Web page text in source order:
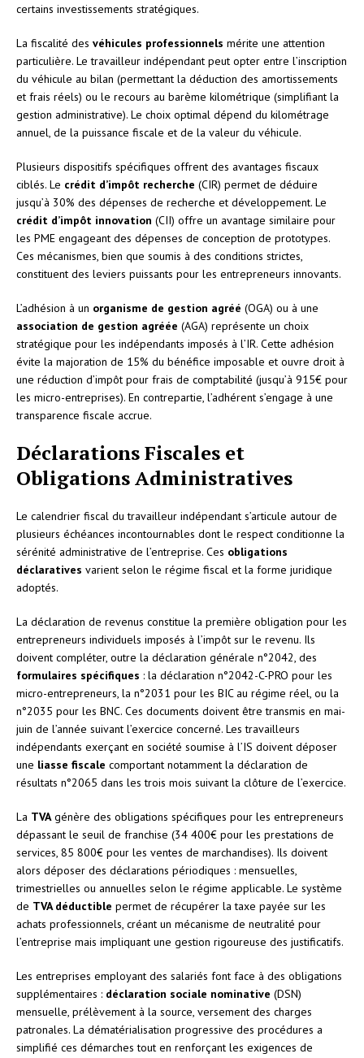
certains investissements stratégiques.
La fiscalité des véhicules professionnels mérite une attention
particulière. Le travailleur indépendant peut opter entre l’inscription
du véhicule au bilan (permettant la déduction des amortissements
et frais réels) ou le recours au barème kilométrique (simplifiant la
gestion administrative). Le choix optimal dépend du kilométrage
annuel, de la puissance fiscale et de la valeur du véhicule.
Plusieurs dispositifs spécifiques offrent des avantages fiscaux
ciblés. Le crédit d’impôt recherche (CIR) permet de déduire
jusqu’à 30% des dépenses de recherche et développement. Le
crédit d’impôt innovation (CII) offre un avantage similaire pour
les PME engageant des dépenses de conception de prototypes.
Ces mécanismes, bien que soumis à des conditions strictes,
constituent des leviers puissants pour les entrepreneurs innovants.
L’adhésion à un organisme de gestion agréé (OGA) ou à une
association de gestion agréée (AGA) représente un choix
stratégique pour les indépendants imposés à l’IR. Cette adhésion
évite la majoration de 15% du bénéfice imposable et ouvre droit à
une réduction d’impôt pour frais de comptabilité (jusqu’à 915€ pour
les micro-entreprises). En contrepartie, l’adhérent s’engage à une
transparence fiscale accrue.
Déclarations Fiscales et
Obligations Administratives
Le calendrier fiscal du travailleur indépendant s’articule autour de
plusieurs échéances incontournables dont le respect conditionne la
sérénité administrative de l’entreprise. Ces obligations
déclaratives varient selon le régime fiscal et la forme juridique
adoptés.
La déclaration de revenus constitue la première obligation pour les
entrepreneurs individuels imposés à l’impôt sur le revenu. Ils
doivent compléter, outre la déclaration générale n°2042, des
formulaires spécifiques : la déclaration n°2042-C-PRO pour les
micro-entrepreneurs, la n°2031 pour les BIC au régime réel, ou la
n°2035 pour les BNC. Ces documents doivent être transmis en mai-
juin de l’année suivant l’exercice concerné. Les travailleurs
indépendants exerçant en société soumise à l’IS doivent déposer
une liasse fiscale comportant notamment la déclaration de
résultats n°2065 dans les trois mois suivant la clôture de l’exercice.
La TVAgénère des obligations spécifiques pour les entrepreneurs
dépassant le seuil de franchise (34 400€ pour les prestations de
services, 85 800€ pour les ventes de marchandises). Ils doivent
alors déposer des déclarations périodiques : mensuelles,
trimestrielles ou annuelles selon le régime applicable. Le système
de TVA déductible permet de récupérer la taxe payée sur les
achats professionnels, créant un mécanisme de neutralité pour
l’entreprise mais impliquant une gestion rigoureuse des justificatifs.
Les entreprises employant des salariés font face à des obligations
supplémentaires : déclaration sociale nominative (DSN)
mensuelle, prélèvement à la source, versement des charges
patronales. La dématérialisation progressive des procédures a
simplifié ces démarches tout en renforçant les exigences de